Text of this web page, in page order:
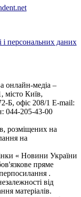
і персональних даних
онлайн-медіа –
місто Київ,
офіс 208/1 E-mail:
044-205-43-00
розміщених на
на
« Новини України
пряме
.
від
матеріалів.